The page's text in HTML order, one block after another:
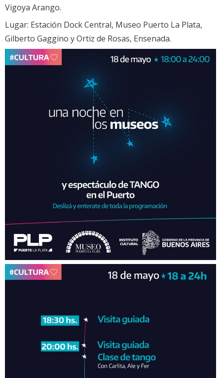
Vigoya Arango.
Lugar: Estación Dock Central, Museo Puerto La Plata,
Gilberto Gaggino y Ortiz de Rosas, Ensenada.